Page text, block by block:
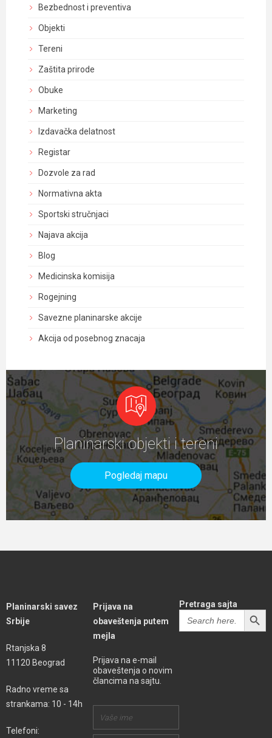
Bezbednost i preventiva
Objekti
Tereni
Zaštita prirode
Obuke
Marketing
Izdavačka delatnost
Registar
Dozvole za rad
Normativna akta
Sportski stručnjaci
Najava akcija
Blog
Medicinska komisija
Rogejning
Savezne planinarske akcije
Akcija od posebnog znacaja
Planinarski objekti i tereni
Pogledaj mapu
Planinarski savez
Srbije
Rtanjska 8
11120 Beograd
Radno vreme sa
strankama: 10 - 14h
Telefoni:
Prijava na
obaveštenja putem
mejla
Prijava na e-mail
obaveštenja o novim
člancima na sajtu.
Pretraga sajta
Search
for:
SEARCH